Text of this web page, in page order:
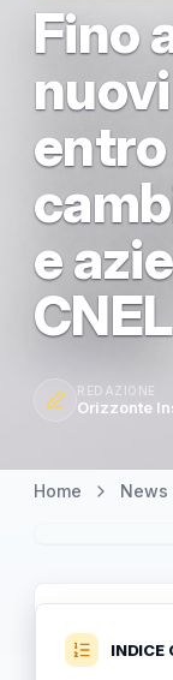
Fino
e
CNEL
REDAZIONE
Orizzonte
Home News
INDICE